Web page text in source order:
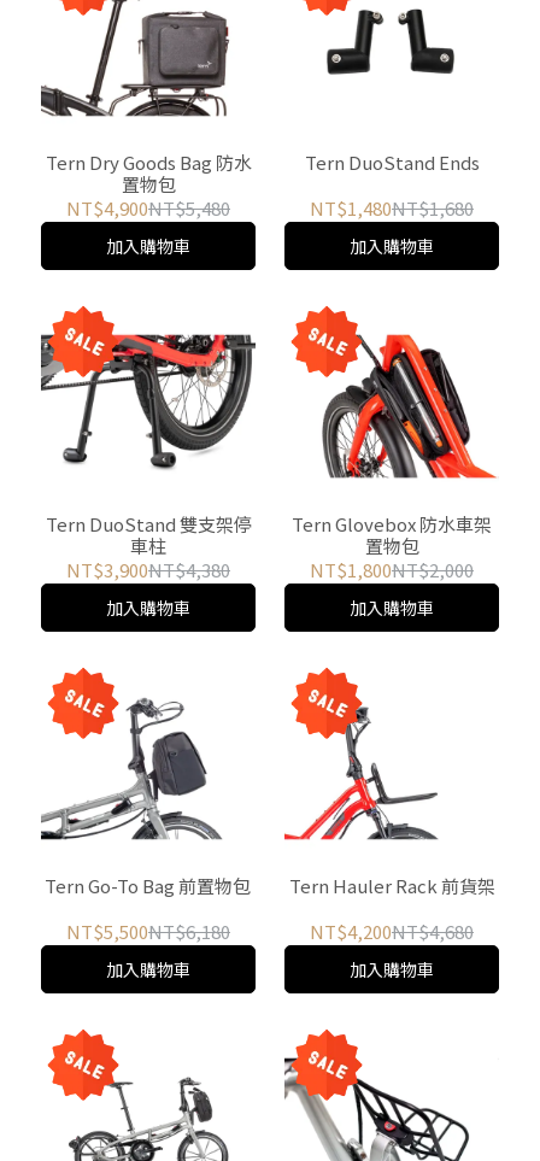
Tern Dry Goods Bag 防水
置物包
NT$4,900NT$5,480
加入購物車
Tern DuoStand Ends
NT$1,480NT$1,680
加入購物車
Tern DuoStand 雙支架停
車柱
NT$3,900NT$4,380
加入購物車
Tern Glovebox 防水車架
置物包
NT$1,800NT$2,000
加入購物車
Tern Go-To Bag 前置物包
NT$5,500NT$6,180
加入購物車
Tern Hauler Rack 前貨架
NT$4,200NT$4,680
加入購物車